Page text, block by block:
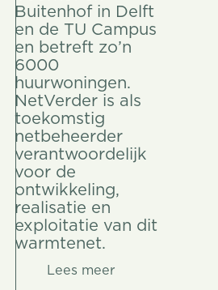
Buitenhof in Delft
en de TU Campus
en betreft zo’n
6000
huurwoningen.
NetVerder is als
toekomstig
netbeheerder
verantwoordelijk
voor de
ontwikkeling,
realisatie en
exploitatie van dit
warmtenet.
Lees meer
Lees meer